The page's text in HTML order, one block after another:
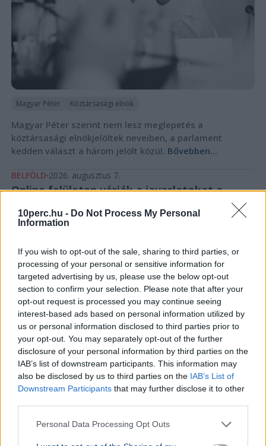
10perc.hu - Do Not Process My Personal
Information
If you wish to opt-out of the sale, sharing to third parties, or
processing of your personal or sensitive information for
targeted advertising by us, please use the below opt-out
section to confirm your selection. Please note that after your
opt-out request is processed you may continue seeing
interest-based ads based on personal information utilized by
us or personal information disclosed to third parties prior to
your opt-out. You may separately opt-out of the further
disclosure of your personal information by third parties on the
IAB’s list of downstream participants. This information may
also be disclosed by us to third parties on the IAB’s List of
Downstream Participants that may further disclose it to other
Personal Data Processing Opt Outs
Magyar Péter Köztársasági elnök
Magyar Péter szerint nem lesz meglepetés a
köztársasági elnökjelöltek neveiben, a parlament
kedden választ a három jelölt közül. Bővebben...
BELFÖLD 2026. augusztus 7.
Online felületen várják a javaslatokat a
közmédia megújításához
Tarr Zoltán szerint zajlik a közmédia átvilágítása, a
végleges vezetőt pedig nyílt, átlátható pályázaton